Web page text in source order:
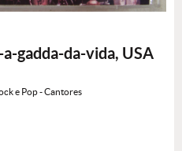
gadda-da-vida, USA
e Pop - Cantores